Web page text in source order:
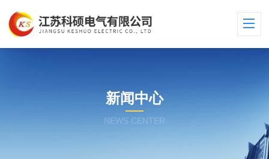
新闻中心
NEWS CENTER